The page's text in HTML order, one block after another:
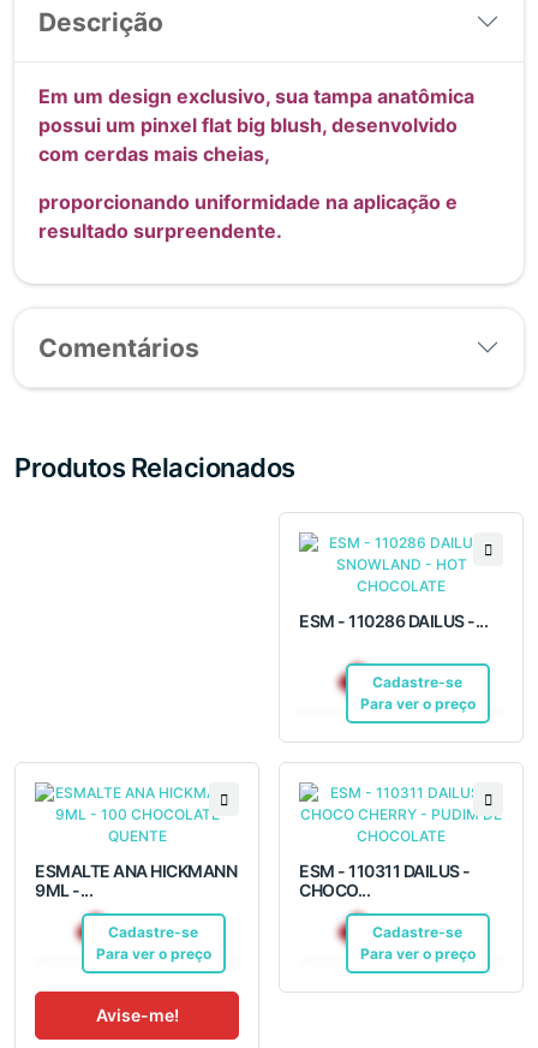
Descrição
Em um design exclusivo, sua tampa anatômica
possui um pinxel flat big blush, desenvolvido
com cerdas mais cheias,
proporcionando uniformidade na aplicação e
resultado surpreendente.
Comentários
Produtos Relacionados
ESM - 110286 DAILUS -...
Cadastre-se
Para ver o preço
R$ 12,10Pix
ESMALTE ANA HICKMANN
9ML -...
Cadastre-se
Para ver o preço
R$ 7,50Pix
Avise-me!
ESM - 110311 DAILUS -
CHOCO...
Cadastre-se
Para ver o preço
R$ 12,10Pix